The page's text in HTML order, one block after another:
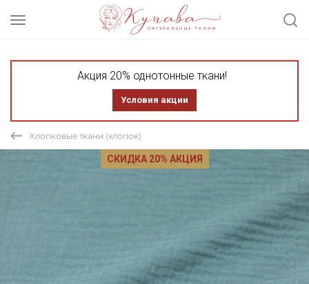
Акция 20% однотонные ткани!
Условия акции
Хлопковые ткани (хлопок)
СКИДКА 20% АКЦИЯ